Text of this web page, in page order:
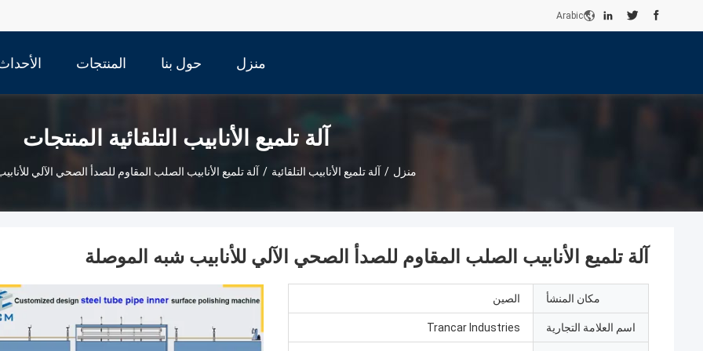
Arabic
منزل حول بنا المنتجات
آلة تلميع الأنابيب التلقائية المنتجات
منزل / آلة تلميع الأنابيب التلقائية / آلة تلميع الأنابيب الصلب المقاوم للصدأ الصحي الآلي
آلة تلميع الأنابيب الصلب المقاوم للصدأ الصحي الآلي للأنابيب شبه الموصلة
مكان المنشأ الصين
اسم العلامة التجارية Trancar Industries